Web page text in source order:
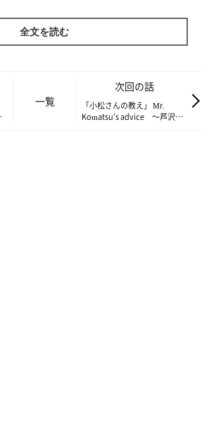
全文を読む
一覧
次回の話
「小松さんの教え」 Mr.
Komatsu’s advice ～芦沢ム